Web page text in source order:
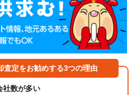
査定をお勧めする3つの理由
社数が多い